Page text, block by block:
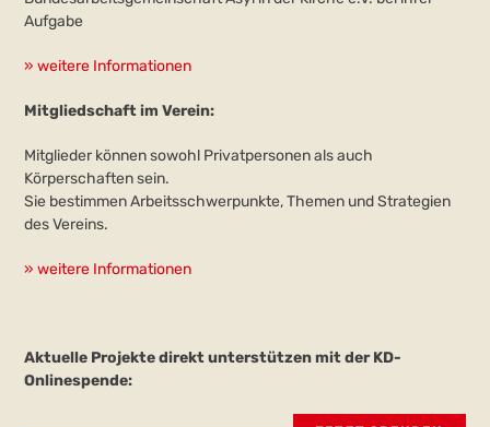
Aufgabe
» weitere Informationen
Mitgliedschaft im Verein:
Mitglieder können sowohl Privatpersonen als auch
Körperschaften sein.
Sie bestimmen Arbeitsschwerpunkte, Themen und Strategien
des Vereins.
» weitere Informationen
Aktuelle Projekte direkt unterstützen mit der KD-
Onlinespende: